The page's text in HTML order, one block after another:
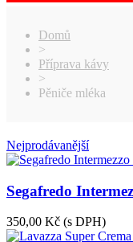
Domů
>
Příprava kávy
>
Pěniče mléka
Nejprodávanější
Segafredo
350,00 Kč (s DPH)